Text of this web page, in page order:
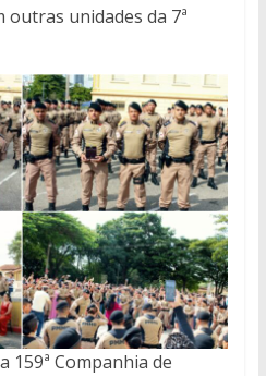
outras unidades da 7ª
159ª Companhia de